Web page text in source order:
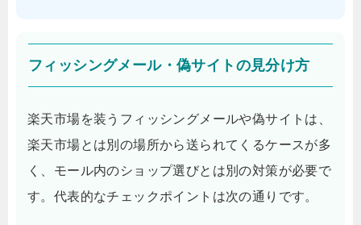
フィッシングメール・偽サイトの見分け方
楽天市場を装うフィッシングメールや偽サイトは、
楽天市場とは別の場所から送られてくるケースが多
く、モール内のショップ選びとは別の対策が必要で
す。代表的なチェックポイントは次の通りです。